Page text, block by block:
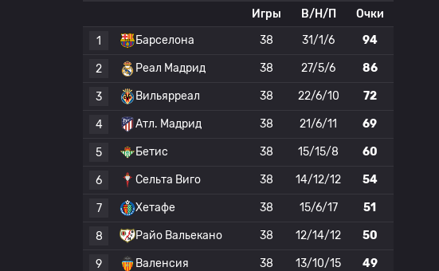
Игры В/Н/П
Очки
1
Барселона 38 31/1/6 94
2 Реал Мадрид 38 27/5/6 86
3 Вильярреал 38 22/6/10 72
4 Атл. Мадрид 38 21/6/11 69
5 Бетис 38 15/15/8 60
6 Сельта Виго 38 14/12/12 54
7 Хетафе 38 15/6/17 51
8 Райо Вальекано 38 12/14/12 50
9 Валенсия 38 13/10/15 49